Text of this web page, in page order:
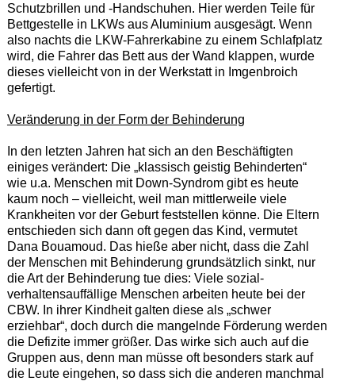
Schutzbrillen und -Handschuhen. Hier werden Teile für
Bettgestelle in LKWs aus Aluminium ausgesägt. Wenn
also nachts die LKW-Fahrerkabine zu einem Schlafplatz
wird, die Fahrer das Bett aus der Wand klappen, wurde
dieses vielleicht von in der Werkstatt in Imgenbroich
gefertigt.
Veränderung in der Form der Behinderung
In den letzten Jahren hat sich an den Beschäftigten
einiges verändert: Die „klassisch geistig Behinderten“
wie u.a. Menschen mit Down-Syndrom gibt es heute
kaum noch – vielleicht, weil man mittlerweile viele
Krankheiten vor der Geburt feststellen könne. Die Eltern
entschieden sich dann oft gegen das Kind, vermutet
Dana Bouamoud. Das hieße aber nicht, dass die Zahl
der Menschen mit Behinderung grundsätzlich sinkt, nur
die Art der Behinderung tue dies: Viele sozial-
verhaltensauffällige Menschen arbeiten heute bei der
CBW. In ihrer Kindheit galten diese als „schwer
erziehbar“, doch durch die mangelnde Förderung werden
die Defizite immer größer. Das wirke sich auch auf die
Gruppen aus, denn man müsse oft besonders stark auf
die Leute eingehen, so dass sich die anderen manchmal